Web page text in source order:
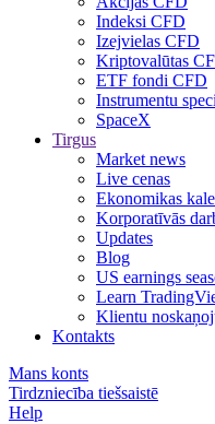
Indeksi CFD
Izejvielas CFD
Kriptovalūtas
ETF fondi CFD
Instrumentu
SpaceX
Tirgus
Market news
Live cenas
Ekonomikas
Korporatīvās
Updates
Blog
US earnings
Learn
Klientu
Kontakts
Mans konts
Tirdzniecība tiešsaistē
Help